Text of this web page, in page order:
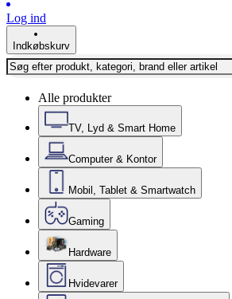
Log ind
Indkøbskurv
Alle produkter
TV, Lyd & Smart Home
Computer & Kontor
Mobil, Tablet & Smartwatch
Gaming
Hardware
Hvidevarer